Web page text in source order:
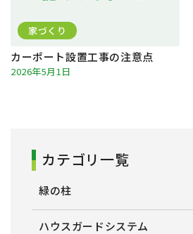
カーポート設置工事の注意点
家づくり
2026年5月1日
カテゴリ一覧
緑の柱
ハウスガードシステム